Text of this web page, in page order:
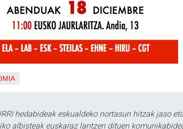
hedabideak eskualdeko nortasun hitzak jaso
albisteak euskaraz lantzen dituen